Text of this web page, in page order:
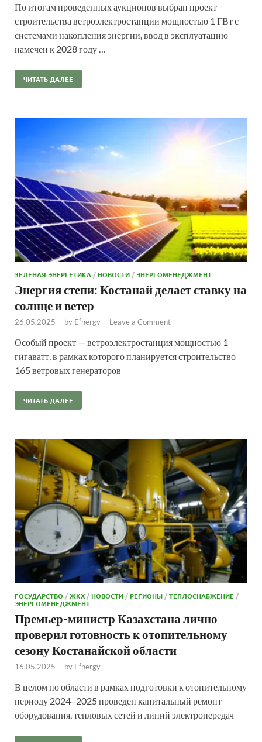
По итогам проведенных аукционов выбран проект
строительства ветроэлектростанции мощностью 1 ГВт с
системами накопления энергии, ввод в эксплуатацию
намечен к 2028 году …
ЧИТАТЬ ДАЛЕЕ
ЗЕЛЕНАЯ ЭНЕРГЕТИКА /НОВОСТИ /ЭНЕРГОМЕНЕДЖМЕНТ
Энергия степи: Костанай делает ставку на
солнце и ветер
26.05.2025 - by E²nergy - Leave a Comment
Особый проект — ветроэлектростанция мощностью 1
гигаватт, в рамках которого планируется строительство
165 ветровых генераторов
ЧИТАТЬ ДАЛЕЕ
ГОСУДАРСТВО /ЖКХ /НОВОСТИ /РЕГИОНЫ /ТЕПЛОСНАБЖЕНИЕ /
ЭНЕРГОМЕНЕДЖМЕНТ
Премьер-министр Казахстана лично
проверил готовность к отопительному
сезону Костанайской области
16.05.2025 - by E²nergy
В целом по области в рамках подготовки к отопительному
периоду 2024–2025 проведен капитальный ремонт
оборудования, тепловых сетей и линий электропередач